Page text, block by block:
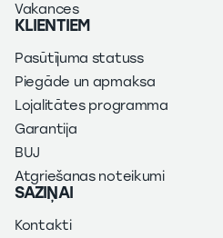
Vakances
KLIENTIEM
Pasūtījuma statuss
Piegāde un apmaksa
Lojalitātes programma
Garantija
BUJ
Atgriešanas noteikumi
SAZIŅAI
Kontakti